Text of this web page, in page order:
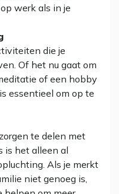
werk als in je
die je
Of het nu gaat om
of een hobby
essentieel om op te
te delen met
is het alleen al
Als je merkt
niet genoeg is,